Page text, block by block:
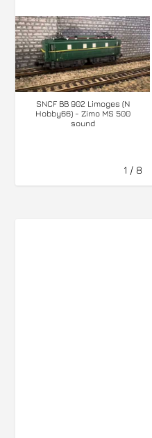
SNCF BB 902 Limoges (N
Hobby66) - Zimo MS 500
sound
1 / 8